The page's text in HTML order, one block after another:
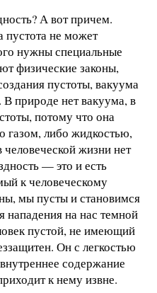
А вот причем.
пустота не может
нужны специальные
физические законы,
пустоты, вакуума
природе нет вакуума, в
потому что она
газом, либо жидкостью,
жизни нет
— это и есть
к человеческому
мы пусты и становимся
на нас темной
пустой, не имеющий
Он с легкостью
содержание
к нему извне.